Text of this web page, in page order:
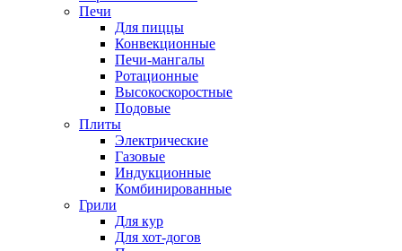
Печи
Для пиццы
Конвекционные
Печи-мангалы
Ротационные
Высокоскоростные
Подовые
Плиты
Электрические
Газовые
Индукционные
Комбинированные
Грили
Для кур
Для хот-догов